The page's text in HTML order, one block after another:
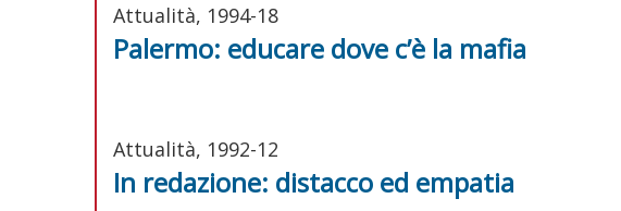
Attualità, 1994-18
Palermo: educare dove c’è la mafia
Attualità, 1992-12
In redazione: distacco ed empatia